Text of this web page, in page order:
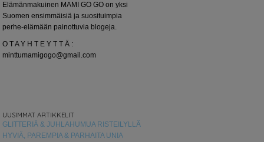
Elämänmakuinen MAMI GO GO on yksi
Suomen ensimmäisiä ja suosituimpia
perhe-elämään painottuvia blogeja.
O T A Y H T E Y T T Ä :
minttumamigogo@gmail.com
UUSIMMAT ARTIKKELIT
GLITTERIÄ & JUHLAHUMUA RISTEILYLLÄ
HYVIÄ, PAREMPIA & PARHAITA UNIA